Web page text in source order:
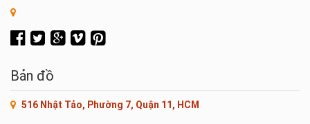
Bản đồ
516 Nhật Tảo, Phường 7, Quận 11, HCM